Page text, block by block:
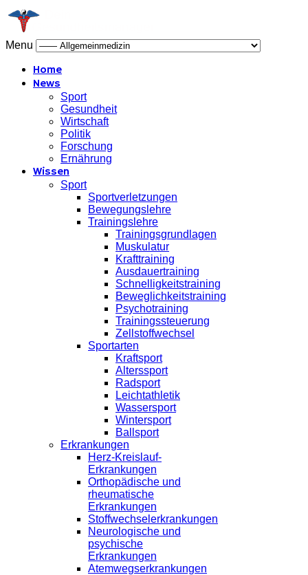
Menu
Home
News
Sport
Gesundheit
Wirtschaft
Politik
Forschung
Ernährung
Wissen
Sport
Sportverletzungen
Bewegungslehre
Trainingslehre
Trainingsgrundlagen
Muskulatur
Krafttraining
Ausdauertraining
Schnelligkeitstraining
Beweglichkeitstraining
Psychotraining
Trainingssteuerung
Zellstoffwechsel
Sportarten
Kraftsport
Alterssport
Radsport
Leichtathletik
Wassersport
Wintersport
Ballsport
Erkrankungen
Herz-Kreislauf-
Erkrankungen
Orthopädische und
rheumatische
Erkrankungen
Stoffwechselerkrankungen
Neurologische und
psychische
Erkrankungen
Atemwegserkrankungen